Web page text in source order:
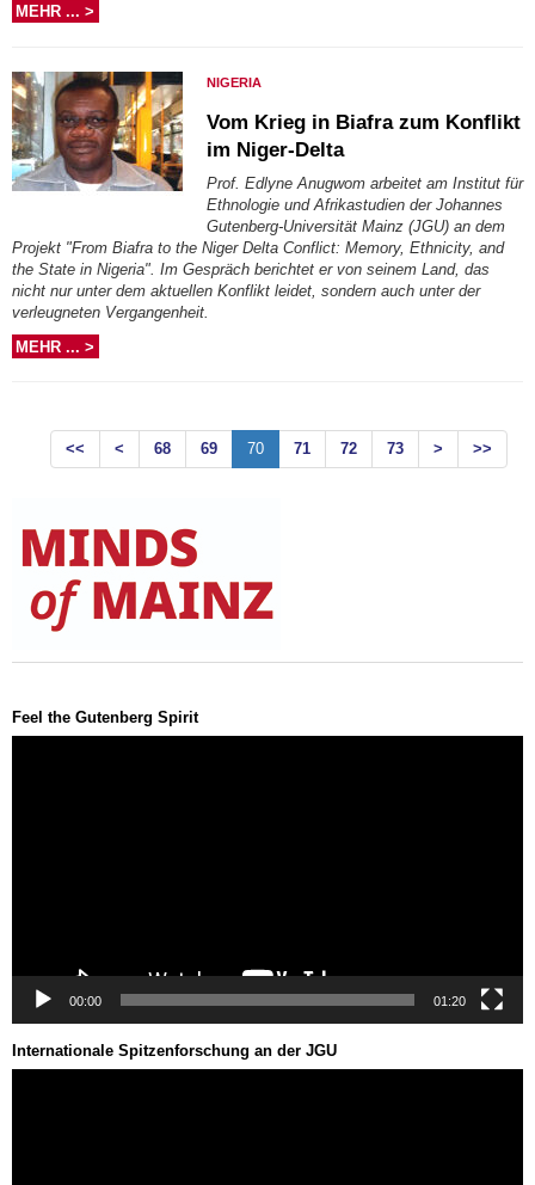
MEHR ... >
NIGERIA
Vom Krieg in Biafra zum Konflikt
im Niger-Delta
Prof. Edlyne Anugwom arbeitet am Institut für
Ethnologie und Afrikastudien der Johannes
Gutenberg-Universität Mainz (JGU) an dem
Projekt "From Biafra to the Niger Delta Conflict: Memory, Ethnicity, and
the State in Nigeria". Im Gespräch berichtet er von seinem Land, das
nicht nur unter dem aktuellen Konflikt leidet, sondern auch unter der
verleugneten Vergangenheit.
MEHR ... >
<< < 68 69 70 71 72 73 > >>
Feel the Gutenberg Spirit
00:00 01:20
Internationale Spitzenforschung an der JGU